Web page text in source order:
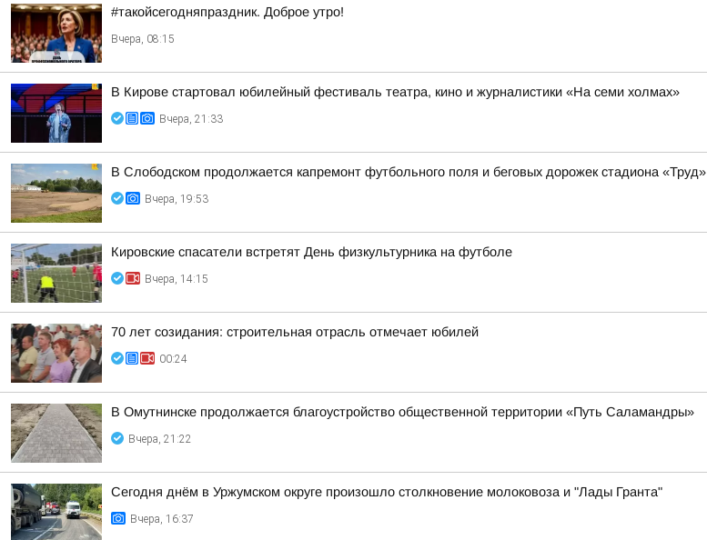
#такойсегодняпраздник. Доброе утро!
Вчера, 08:15
В Кирове стартовал юбилейный фестиваль театра, кино и журналистики «На семи холмах»
Вчера, 21:33
В Слободском продолжается капремонт футбольного поля и беговых дорожек стадиона «Труд»
Вчера, 19:53
Кировские спасатели встретят День физкультурника на футболе
Вчера, 14:15
70 лет созидания: строительная отрасль отмечает юбилей
00:24
В Омутнинске продолжается благоустройство общественной территории «Путь Саламандры»
Вчера, 21:22
Сегодня днём в Уржумском округе произошло столкновение молоковоза и "Лады Гранта"
Вчера, 16:37